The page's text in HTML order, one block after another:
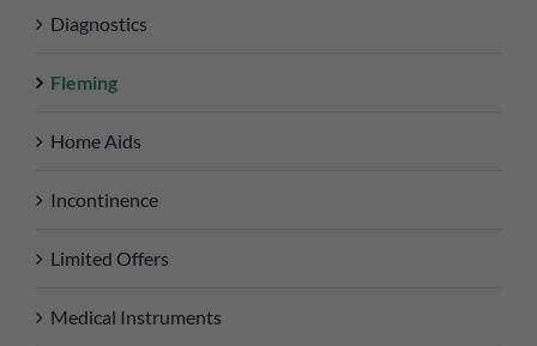
Diagnostics
Fleming
Home Aids
Incontinence
Limited Offers
Medical Instruments